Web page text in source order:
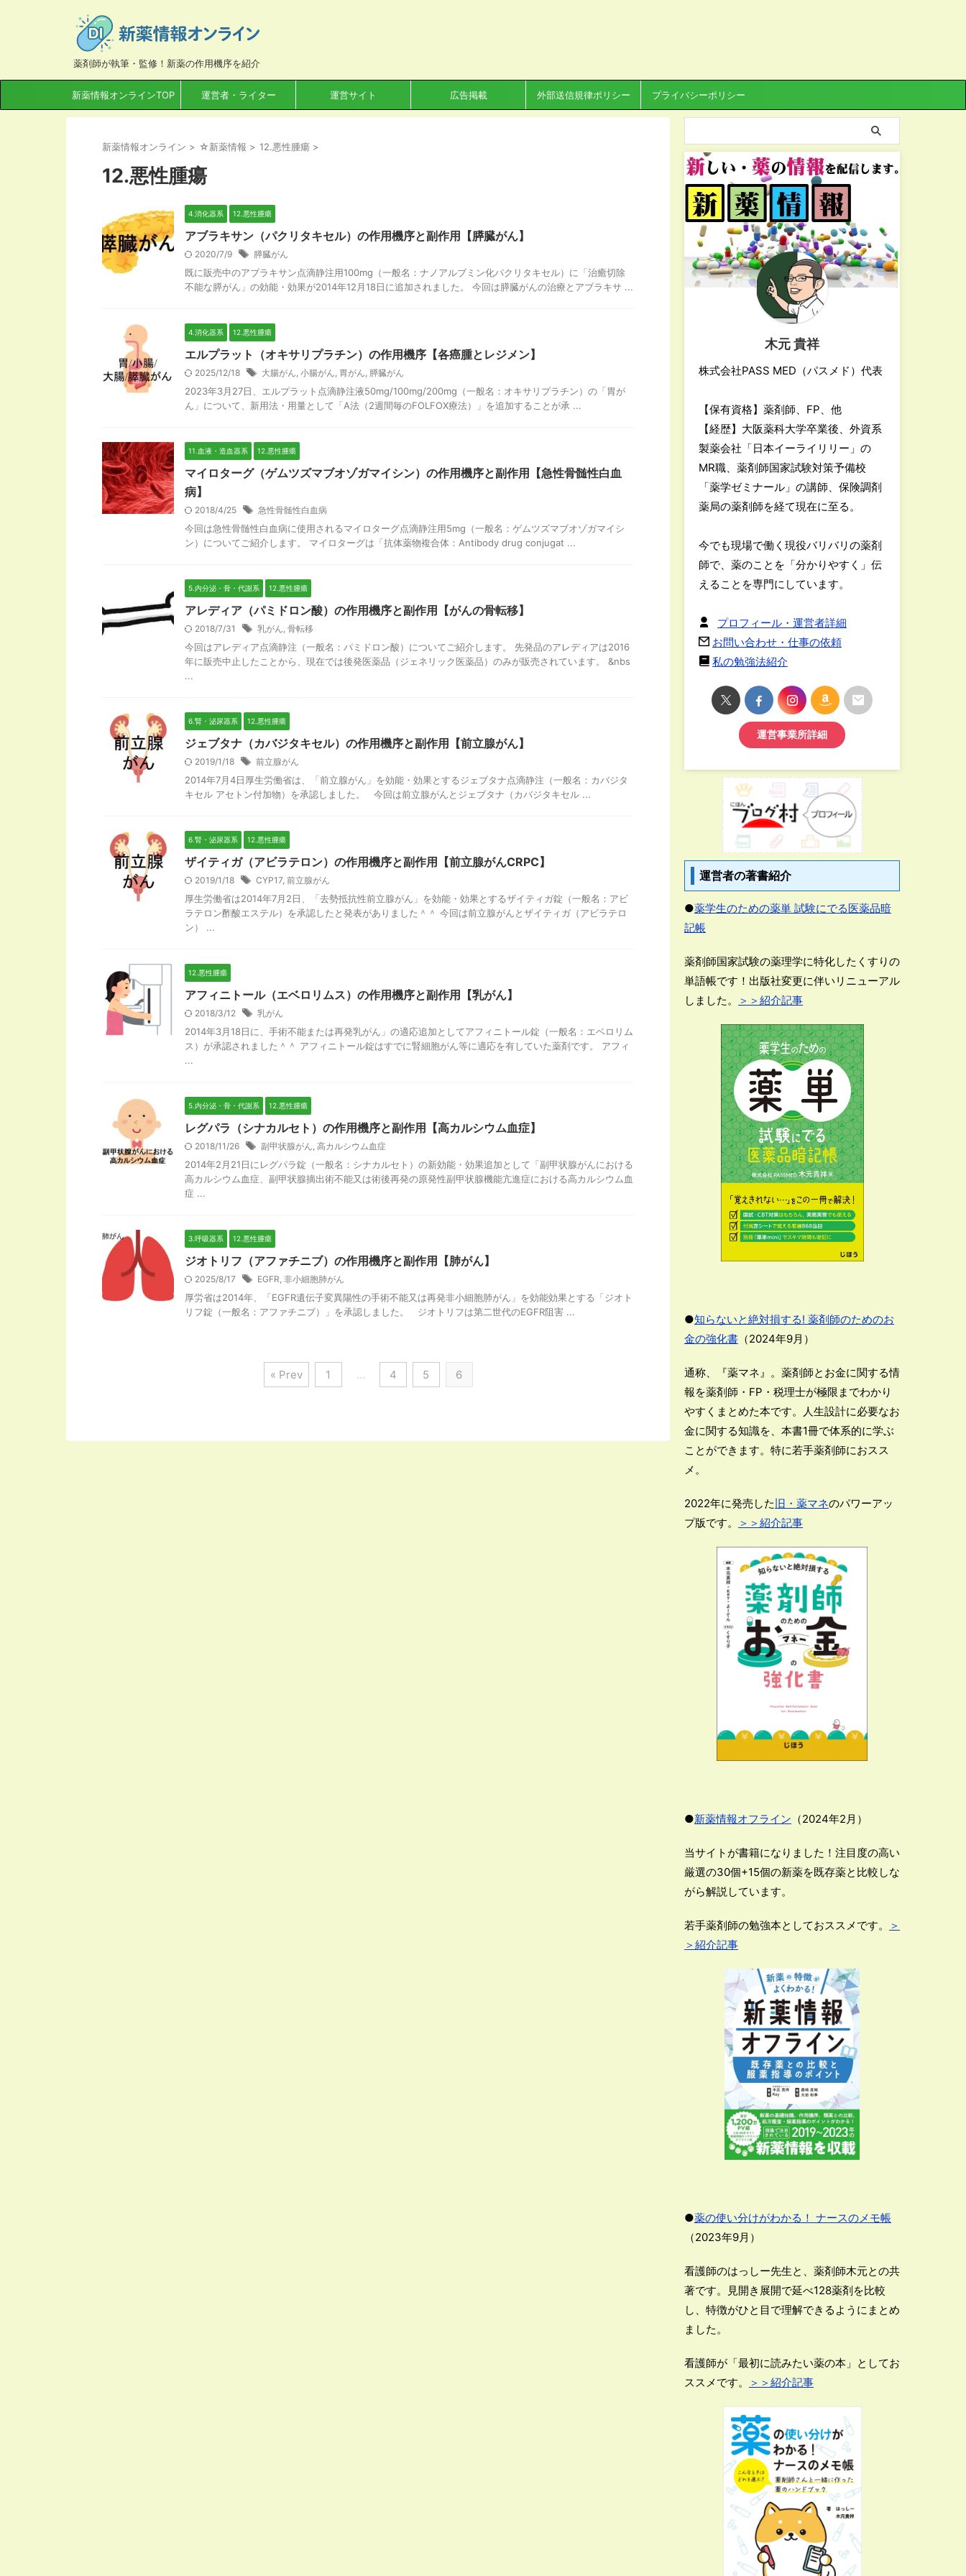
薬剤師が執筆・監修！新薬の作用機序を紹介
新薬情報オンラインTOP 運営者・ライター 運営サイト 広告掲載 外部送信規律ポリシー プライバシーポリシー
新薬情報オンライン > ☆新薬情報 > 12.悪性腫瘍 >
12.悪性腫瘍
4.消化器系 12.悪性腫瘍
アブラキサン（パクリタキセル）の作用機序と副作用【膵臓がん】
2020/7/9 膵臓がん
既に販売中のアブラキサン点滴静注用100mg（一般名：ナノアルブミン化パクリタキセル）に「治癒切除
不能な膵がん」の効能・効果が2014年12月18日に追加されました。 今回は膵臓がんの治療とアブラキサ ...
4.消化器系 12.悪性腫瘍
エルプラット（オキサリプラチン）の作用機序【各癌腫とレジメン】
2025/12/18 大腸がん 小腸がん 胃がん 膵臓がん
2023年3月27日、エルプラット点滴静注液50mg/100mg/200mg（一般名：オキサリプラチン）の「胃が
ん」について、新用法・用量として「A法（2週間毎のFOLFOX療法）」を追加することが承 ...
11.血液・造血器系 12.悪性腫瘍
マイロターグ（ゲムツズマブオゾガマイシン）の作用機序と副作用【急性骨髄性白血
病】
2018/4/25 急性骨髄性白血病
今回は急性骨髄性白血病に使用されるマイロターグ点滴静注用5mg（一般名：ゲムツズマブオゾガマイシ
ン）についてご紹介します。 マイロターグは「抗体薬物複合体：Antibody drug conjugat ...
5.内分泌・骨・代謝系 12.悪性腫瘍
アレディア（パミドロン酸）の作用機序と副作用【がんの骨転移】
2018/7/31 乳がん 骨転移
今回はアレディア点滴静注（一般名：パミドロン酸）についてご紹介します。 先発品のアレディアは2016
年に販売中止したことから、現在では後発医薬品（ジェネリック医薬品）のみが販売されています。 &nbs
...
6.腎・泌尿器系 12.悪性腫瘍
ジェブタナ（カバジタキセル）の作用機序と副作用【前立腺がん】
2019/1/18 前立腺がん
2014年7月4日厚生労働省は、「前立腺がん」を効能・効果とするジェブタナ点滴静注（一般名：カバジタ
キセル アセトン付加物）を承認しました。 今回は前立腺がんとジェブタナ（カバジタキセル ...
6.腎・泌尿器系 12.悪性腫瘍
ザイティガ（アビラテロン）の作用機序と副作用【前立腺がんCRPC】
2019/1/18 CYP17 前立腺がん
厚生労働省は2014年7月2日、「去勢抵抗性前立腺がん」を効能・効果とするザイティガ錠（一般名：アビ
ラテロン酢酸エステル）を承認したと発表がありました＾＾ 今回は前立腺がんとザイティガ（アビラテロ
ン） ...
12.悪性腫瘍
アフィニトール（エベロリムス）の作用機序と副作用【乳がん】
2018/3/12 乳がん
2014年3月18日に、手術不能または再発乳がん」の適応追加としてアフィニトール錠（一般名：エベロリム
ス）が承認されました＾＾ アフィニトール錠はすでに腎細胞がん等に適応を有していた薬剤です。 アフィ
...
5.内分泌・骨・代謝系 12.悪性腫瘍
レグパラ（シナカルセト）の作用機序と副作用【高カルシウム血症】
2018/11/26 副甲状腺がん 高カルシウム血症
2014年2月21日にレグパラ錠（一般名：シナカルセト）の新効能・効果追加として「副甲状腺がんにおける
高カルシウム血症、副甲状腺摘出術不能又は術後再発の原発性副甲状腺機能亢進症における高カルシウム血
症 ...
3.呼吸器系 12.悪性腫瘍
ジオトリフ（アファチニブ）の作用機序と副作用【肺がん】
2025/8/17 EGFR 非小細胞肺がん
厚労省は2014年、「EGFR遺伝子変異陽性の手術不能又は再発非小細胞肺がん」を効能効果とする「ジオト
リフ錠（一般名：アファチニブ）」を承認しました。 ジオトリフは第二世代のEGFR阻害 ...
« Prev 1 … 4 5 6
木元 貴祥
株式会社PASS MED（パスメド）代表
【保有資格】薬剤師、FP、他
【経歴】大阪薬科大学卒業後、外資系
製薬会社「日本イーライリリー」の
MR職、薬剤師国家試験対策予備校
「薬学ゼミナール」の講師、保険調剤
薬局の薬剤師を経て現在に至る。
今でも現場で働く現役バリバリの薬剤
師で、薬のことを「分かりやすく」伝
えることを専門にしています。
プロフィール・運営者詳細
お問い合わせ・仕事の依頼
私の勉強法紹介
運営事業所詳細
運営者の著書紹介
●薬学生のための薬単 試験にでる医薬品暗
記帳
薬剤師国家試験の薬理学に特化したくすりの
単語帳です！出版社変更に伴いリニューアル
しました。
＞＞紹介記事
●知らないと絶対損する! 薬剤師のためのお
金の強化書 （2024年9月）
通称、『薬マネ』。薬剤師とお金に関する情
報を薬剤師・FP・税理士が極限までわかり
やすくまとめた本です。人生設計に必要なお
金に関する知識を、本書1冊で体系的に学ぶ
ことができます。特に若手薬剤師におスス
メ。
2022年に発売した旧・薬マネのパワーアッ
プ版です。
＞＞紹介記事
●新薬情報オフライン （2024年2月）
当サイトが書籍になりました！注目度の高い
厳選の30個+15個の新薬を既存薬と比較しな
がら解説しています。
若手薬剤師の勉強本としておススメです。
＞
＞紹介記事
●薬の使い分けがわかる！ ナースのメモ帳
（2023年9月）
看護師のはっしー先生と、薬剤師木元との共
著です。見開き展開で延べ128薬剤を比較
し、特徴がひと目で理解できるようにまとめ
ました。
看護師が「最初に読みたい薬の本」としてお
ススメです。
＞＞紹介記事